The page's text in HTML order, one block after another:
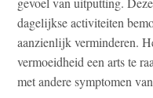
dagelijkse activiteiten
aanzienlijk verminderen.
vermoeidheid een arts te
met andere symptomen